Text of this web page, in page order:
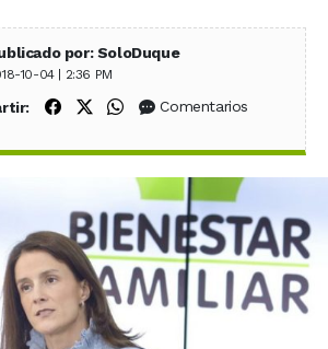
por: SoloDuque
10-04 | 2:36 PM
Compartir en Facebook
Compartir en X (Twitter)
Compartir en WhatsApp
Comentarios